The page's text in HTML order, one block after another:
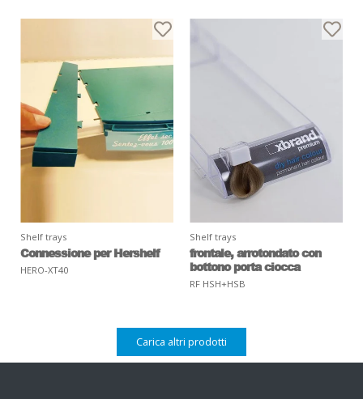
Shelf trays
Connessione per Hershelf
HERO-XT40
Shelf trays
frontale, arrotondato con
bottono porta ciocca
RF HSH+HSB
Carica altri prodotti